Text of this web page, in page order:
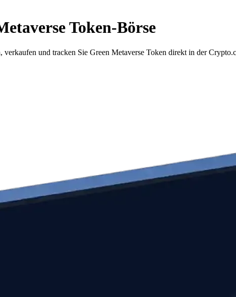
Token-Börse
verkaufen und tracken Sie Green Metaverse Token direkt in der